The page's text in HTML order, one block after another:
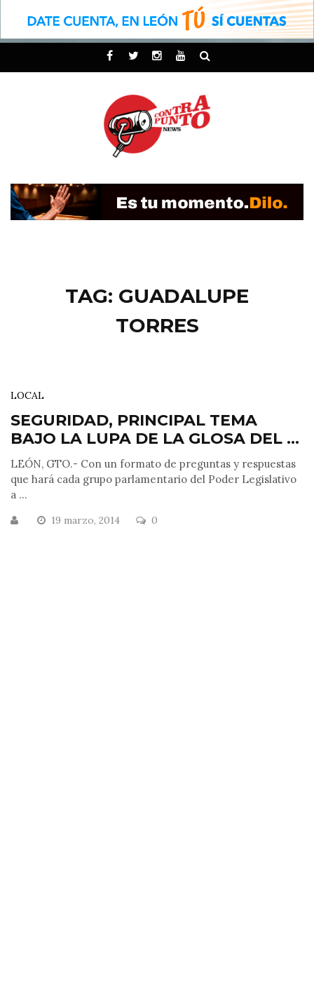
TAG: GUADALUPE
TORRES
LOCAL
SEGURIDAD, PRINCIPAL TEMA
BAJO LA LUPA DE LA GLOSA DEL ...
LEÓN, GTO.- Con un formato de preguntas y respuestas
que hará cada grupo parlamentario del Poder Legislativo
a ...
19 marzo, 2014 0